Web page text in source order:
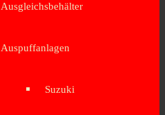
Ausgleichsbehälter
Auspuffanlagen
Suzuki